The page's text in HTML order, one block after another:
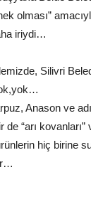
olması”
iriydi…
Silivri
Anason ve
de “arı kovanları”
hiç birine